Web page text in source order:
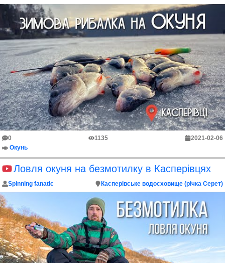
0 1135
2021-02-06
Окунь
Ловля окуня на безмотилку в Касперівцях
Spinning fanatic Касперівське водосховище (річка Серет)